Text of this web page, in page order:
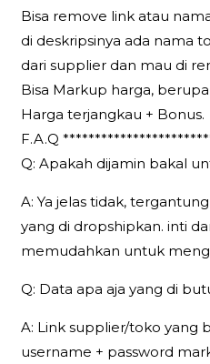
Bisa remove link atau
di deskripsinya ada nama
dari supplier dan mau di
Bisa Markup harga,
Harga terjangkau + Bonus.
F.A.Q
Q: Apakah dijamin bakal
A: Ya jelas tidak,
yang di dropshipkan. inti
memudahkan untuk
Q: Data apa aja yang di
A: Link supplier/toko yang
username + password